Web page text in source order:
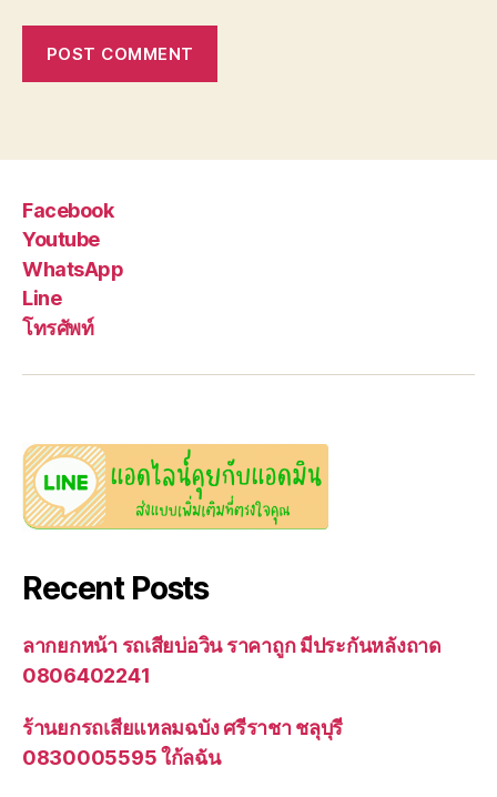
Facebook
Youtube
WhatsApp
Line
โทรศัพท์
Recent Posts
ลากยกหน้า รถเสียบ่อวิน ราคาถูก มีประกันหลังถาด
0806402241
ร้านยกรถเสียแหลมฉบัง ศรีราชา ชลุบุรี
0830005595 ใก้ลฉัน